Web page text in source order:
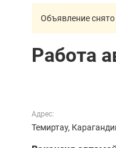
Объявление
Работа
Адрес:
Темиртау,